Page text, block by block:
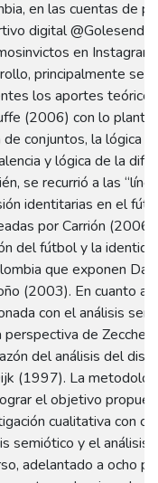
en las cuentas de
digital @Golesendir
en
principalmente se
los aportes
(2006) con lo
conjuntos, la lógica
y lógica de la
se recurrió a las
identitarias en el
por Carrión (2006)
del fútbol y la
que exponen
(2003). En cuanto a
con el análisis
perspectiva de
del análisis del
(1997). La
el objetivo
cualitativa con
semiótico y el análisis
adelantado a ocho